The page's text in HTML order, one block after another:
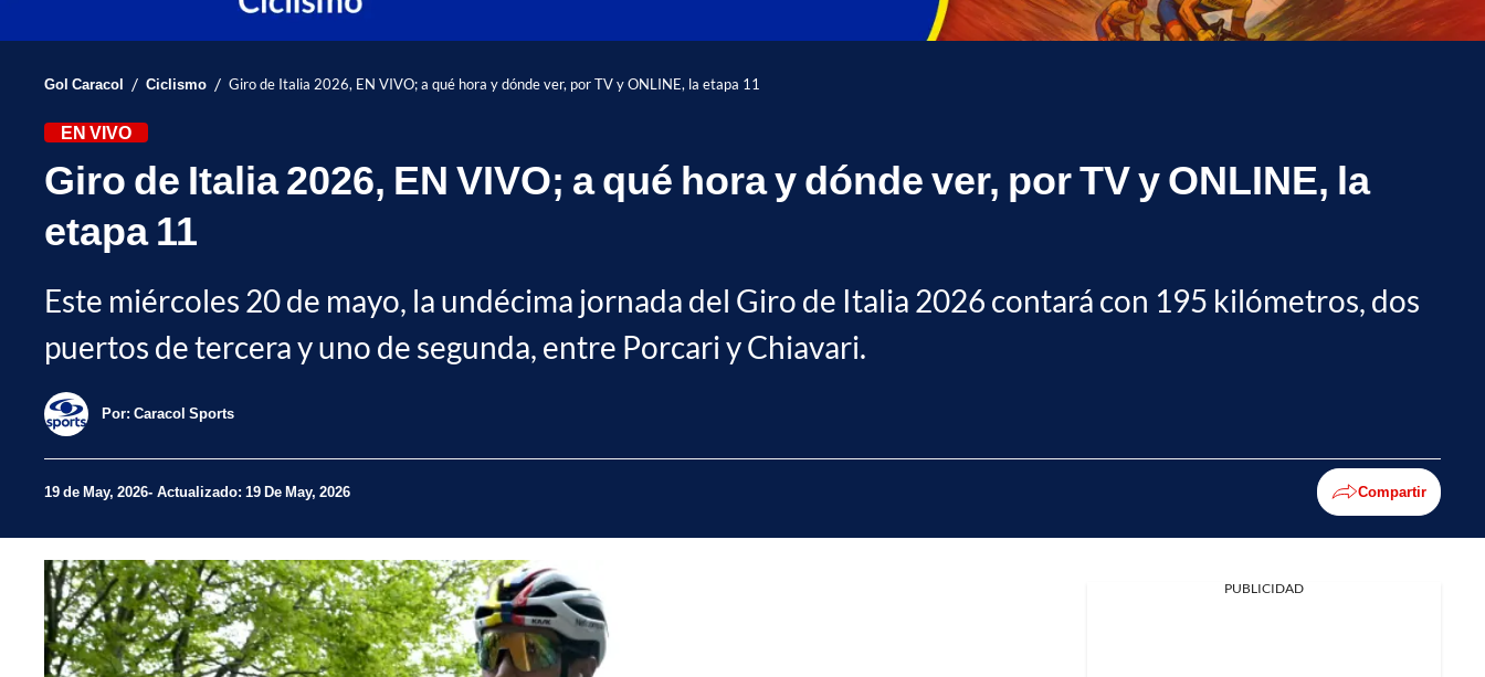
Gol Caracol / Ciclismo / Giro de Italia 2026, EN VIVO; a qué hora y dónde ver, por TV y ONLINE, la etapa 11
EN VIVO
Giro de Italia 2026, EN VIVO; a qué hora y dónde ver, por TV y ONLINE, la
etapa 11
Este miércoles 20 de mayo, la undécima jornada del Giro de Italia 2026 contará con 195 kilómetros, dos
puertos de tercera y uno de segunda, entre Porcari y Chiavari.
Por: Caracol Sports
19 de May, 2026 Actualizado: 19 De May, 2026 Compartir
PUBLICIDAD